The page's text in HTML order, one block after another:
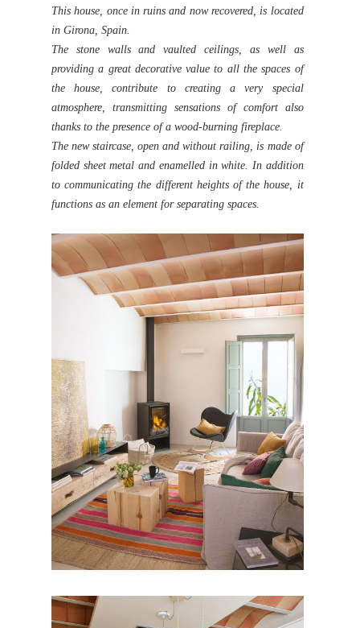
This house, once in ruins and now recovered, is located
in Girona, Spain.
The stone walls and vaulted ceilings, as well as
providing a great decorative value to all the spaces of
the house, contribute to creating a very special
atmosphere, transmitting sensations of comfort also
thanks to the presence of a wood-burning fireplace.
The new staircase, open and without railing, is made of
folded sheet metal and enamelled in white. In addition
to communicating the different heights of the house, it
functions as an element for separating spaces.